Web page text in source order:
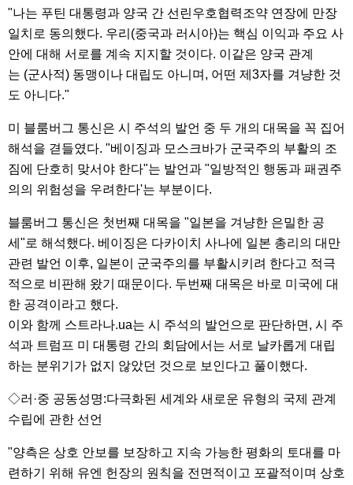
"나는 푸틴 대통령과 양국 간 선린우호협력조약 연장에 만장
일치로 동의했다. 우리(중국과 러시아)는 핵심 이익과 주요 사
안에 대해 서로를 계속 지지할 것이다. 이같은 양국 관계
는 (군사적) 동맹이나 대립도 아니며, 어떤 제3자를 겨냥한 것
도 아니다."
미 블룸버그 통신은 시 주석의 발언 중 두 개의 대목을 꼭 집어
해석을 겯들였다. "베이징과 모스크바가 군국주의 부활의 조
짐에 단호히 맞서야 한다"는 발언과 "일방적인 행동과 패권주
의의 위험성을 우려한다'는 부분이다.
블룸버그 통신은 첫번째 대목을 "일본을 겨냥한 은밀한 공
세"로 해석했다. 베이징은 다카이치 사나에 일본 총리의 대만
관련 발언 이후, 일본이 군국주의를 부활시키려 한다고 적극
적으로 비판해 왔기 때문이다. 두번째 대목은 바로 미국에 대
한 공격이라고 했다.
이와 함께 스트라나.ua는 시 주석의 발언으로 판단하면, 시 주
석과 트럼프 미 대통령 간의 회담에서는 서로 날카롭게 대립
하는 분위기가 없지 않았던 것으로 보인다고 풀이했다.
◇러·중 공동성명:다극화된 세계와 새로운 유형의 국제 관계
수립에 관한 선언
"양측은 상호 안보를 보장하고 지속 가능한 평화의 토대를 마
련하기 위해 유엔 헌장의 원칙을 전면적이고 포괄적이며 상호